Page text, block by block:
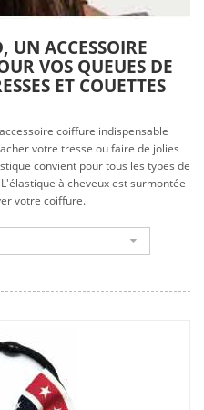
UN ACCESSOIRE
VOS QUEUES DE
ET COUETTES
coiffure indispensable
votre tresse ou faire de jolies
convient pour tous les types de
à cheveux est surmontée
votre coiffure.